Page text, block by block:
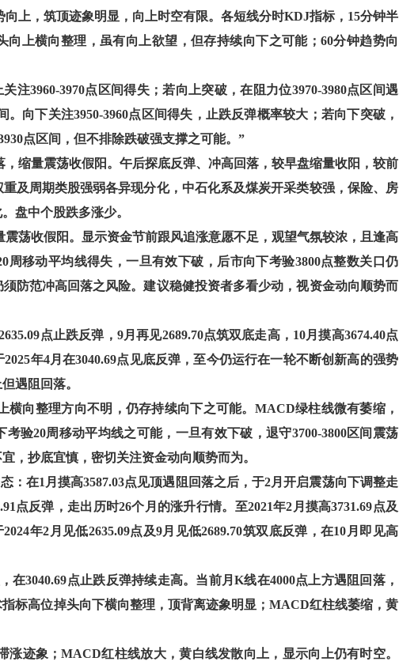
上，筑顶迹象明显，向上时空有限。各短线分时KDJ指标，15分钟半
向上横向整理，虽有向上欲望，但存持续向下之可能；60分钟趋势向
注3960-3970点区间得失；若向上突破，在阻力位3970-3980点区间遇
。向下关注3950-3960点区间得失，止跌反弹概率较大；若向下突破，
点区间，但不排除跌破强支撑之可能。”
缩量震荡收假阳。午后探底反弹、冲高回落，较早盘缩量收阳，较前
及周期类股强弱各异现分化，中石化系及煤炭开采类较强，保险、房
盘中个股跌多涨少。
荡收假阳。显示资金节前跟风追涨意愿不足，观望气氛较浓，且逢高
周移动平均线得失，一旦有效下破，后市向下考验3800点整数关口仍
防范冲高回落之风险。建议稳健投资者多看少动，视资金动向顺势而
点止跌反弹，9月再见2689.70点筑双底走高，10月摸高3674.40点
年4月在3040.69点见底反弹，至今仍运行在一轮不断创新高的强势
遇阻回落。
横向整理方向不明，仍存持续向下之可能。MACD绿柱线微有萎缩，
验20周移动平均线之可能，一旦有效下破，退守3700-3800区间震荡
，抄底宜慎，密切关注资金动向顺势而为。
：在1月摸高3587.03点见顶遇阻回落之后，于2月开启震荡向下调整走
点反弹，走出历时26个月的涨升行情。至2021年2月摸高3731.69点及
年2月见低2635.09点及9月见低2689.70筑双底反弹，在10月即见高
在3040.69点止跌反弹持续走高。当前月K线在4000点上方遇阻回落，
标高位掉头向下横向整理，顶背离迹象明显；MACD红柱线萎缩，黄
迹象；MACD红柱线放大，黄白线发散向上，显示向上仍有时空。